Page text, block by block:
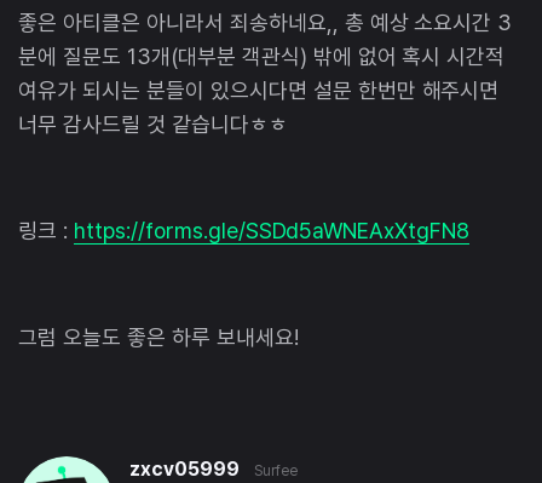
좋은 아티클은 아니라서 죄송하네요,, 총 예상 소요시간 3
분에 질문도 13개(대부분 객관식) 밖에 없어 혹시 시간적
여유가 되시는 분들이 있으시다면 설문 한번만 해주시면
너무 감사드릴 것 같습니다ㅎㅎ
링크 : https://forms.gle/SSDd5aWNEAxXtgFN8
그럼 오늘도 좋은 하루 보내세요!
zxcv05999 Surfee